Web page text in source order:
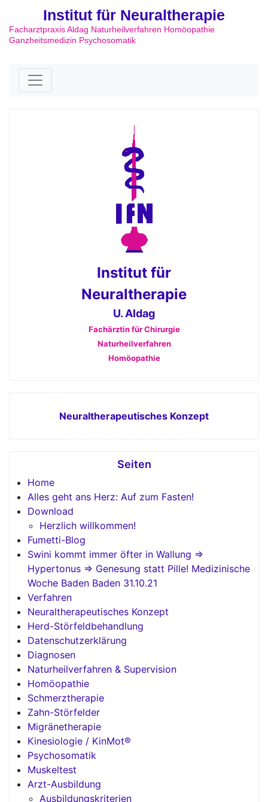
Institut für Neuraltherapie
Facharztpraxis Aldag Naturheilverfahren Homöopathie
Ganzheitsmedizin Psychosomatik
Institut für
Neuraltherapie
U. Aldag
Fachärztin für Chirurgie
Naturheilverfahren
Homöopathie
Neuraltherapeutisches Konzept
Seiten
Home
Alles geht ans Herz: Auf zum Fasten!
Download
Herzlich willkommen!
Fumetti-Blog
Swini kommt immer öfter in Wallung =>
Hypertonus => Genesung statt Pille! Medizinische
Woche Baden Baden 31.10.21
Verfahren
Neuraltherapeutisches Konzept
Herd-Störfeldbehandlung
Datenschutzerklärung
Diagnosen
Naturheilverfahren & Supervision
Homöopathie
Schmerztherapie
Zahn-Störfelder
Migränetherapie
Kinesiologie / KinMot®
Psychosomatik
Muskeltest
Arzt-Ausbildung
Ausbildungskriterien